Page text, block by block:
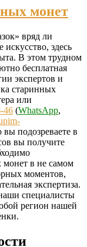
монет
вряд ли
искусство, здесь
В этом трудном
бесплатная
экспертов и
старинных
или
46 (WhatsApp,
подозреваете в
вы получите
монет в не самом
моментов,
экспертиза.
специалисты
регион нашей